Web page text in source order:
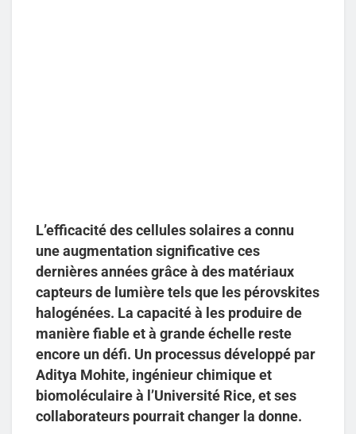
L’efficacité des cellules solaires a connu
une augmentation significative ces
dernières années grâce à des matériaux
capteurs de lumière tels que les pérovskites
halogénées. La capacité à les produire de
manière fiable et à grande échelle reste
encore un défi. Un processus développé par
Aditya Mohite, ingénieur chimique et
biomoléculaire à l’Université Rice, et ses
collaborateurs pourrait changer la donne.